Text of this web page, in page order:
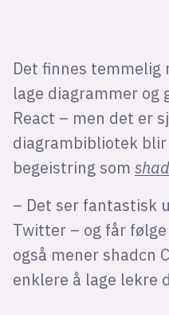
Det finnes temmelig
lage diagrammer og
React – men det er
diagrambibliotek
begeistring som
– Det ser fantastisk
Twitter – og får
også mener shadcn
enklere å lage lekre